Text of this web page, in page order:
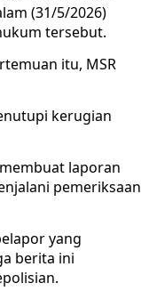
(31/5/2026)
tersebut.
itu, MSR
kerugian
laporan
pemeriksaan
yang
berita ini